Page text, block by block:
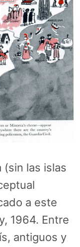
(sin las islas
a este
1964. Entre
antiguos y